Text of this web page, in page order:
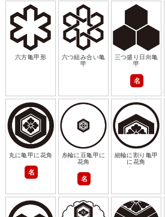
六方亀甲形
六つ組み合い亀
甲
三つ盛り日向亀
甲
名
丸に亀甲に花角
名
糸輪に豆亀甲に
花角
名
細輪に割り亀甲
に花角